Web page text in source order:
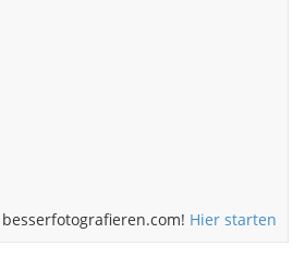
Hier starten